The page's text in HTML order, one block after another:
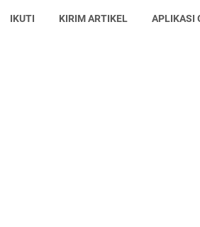
IKUTI KIRIM ARTIKEL APLIKASI